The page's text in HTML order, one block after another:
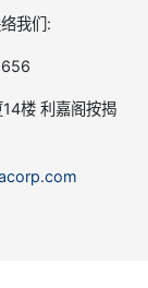
我们:
楼 利嘉阁按揭